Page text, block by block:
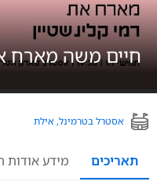
חיים משה מארח
אסטרל בטרמינל, אילת
תאריכים מידע אודות